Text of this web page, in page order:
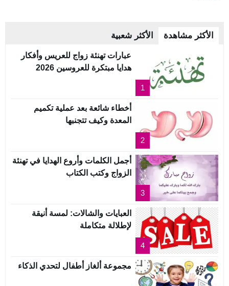
الأكثر مشاهدة الأكثر شعبية
1
عبارات تهنئة زواج للعريس وأفكار
هدايا مبتكرة للعروسين 2026
2
أخطاء شائعة بعد عملية تكميم
المعدة وكيف تتجنبها
3
أجمل الكلمات وأروع الهدايا في تهنئة
الزواج وكتب الكتاب
4
العبايات والشالات: لمسة أنيقة
لإطلالة متكاملة
مجموعة ألغاز أطفال لتحدي الذكاء